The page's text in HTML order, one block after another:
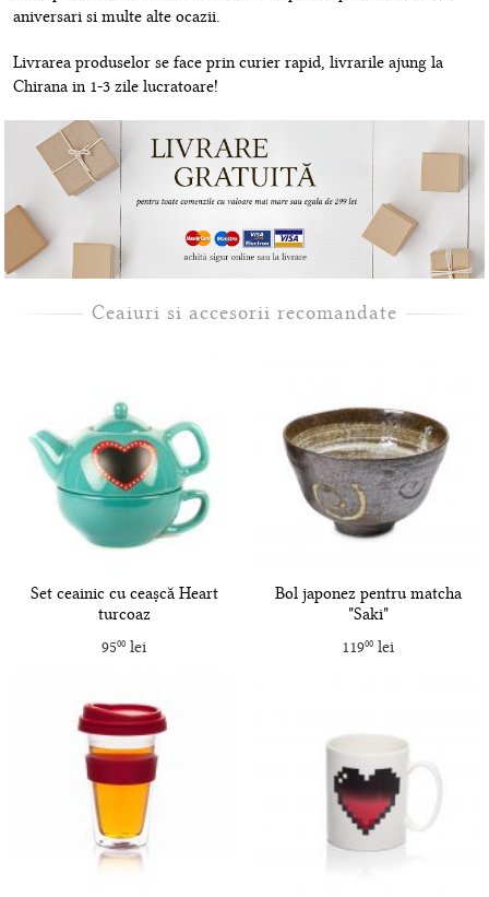
aniversari si multe alte ocazii.
Livrarea produselor se face prin curier rapid, livrarile ajung la
Chirana in 1-3 zile lucratoare!
Ceaiuri si accesorii recomandate
Set ceainic cu ceașcă Heart
turcoaz
9500lei
Bol japonez pentru matcha
"Saki"
11900 lei